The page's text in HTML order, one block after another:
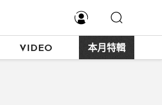
VIDEO 本月特輯